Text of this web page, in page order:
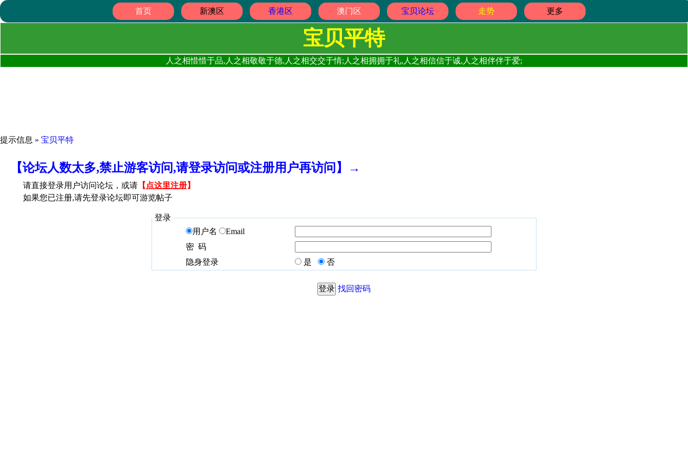
首页 新澳区 香港区 澳门区 宝贝论坛 走势 更多
宝贝平特
人之相惜惜于品,人之相敬敬于德,人之相交交于情;人之相拥拥于礼,人之相信信于诚,人之相伴伴于爱;
提示信息 » 宝贝平特
【论坛人数太多,禁止游客访问,请登录访问或注册用户再访问】→
请直接登录用户访问论坛，或请 【 点这里注册】
如果您已注册,请先登录论坛即可游览帖子
登录
用户名
Email
密 码
隐身登录
是 否
找回密码